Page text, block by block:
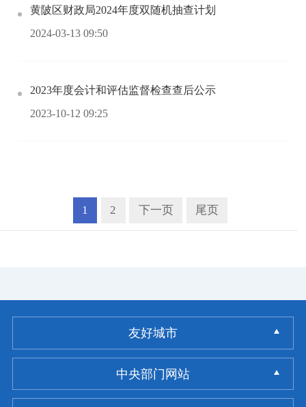
黄陂区财政局2024年度双随机抽查计划
2024-03-13 09:50
2023年度会计和评估监督检查查后公示
2023-10-12 09:25
1 2 下一页 尾页
友好城市
中央部门网站